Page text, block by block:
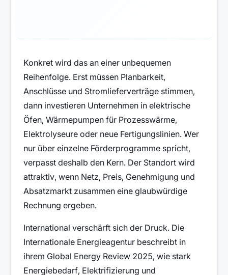
Konkret wird das an einer unbequemen
Reihenfolge. Erst müssen Planbarkeit,
Anschlüsse und Stromlieferverträge stimmen,
dann investieren Unternehmen in elektrische
Öfen, Wärmepumpen für Prozesswärme,
Elektrolyseure oder neue Fertigungslinien. Wer
nur über einzelne Förderprogramme spricht,
verpasst deshalb den Kern. Der Standort wird
attraktiv, wenn Netz, Preis, Genehmigung und
Absatzmarkt zusammen eine glaubwürdige
Rechnung ergeben.
International verschärft sich der Druck. Die
Internationale Energieagentur beschreibt in
ihrem Global Energy Review 2025, wie stark
Energiebedarf, Elektrifizierung und